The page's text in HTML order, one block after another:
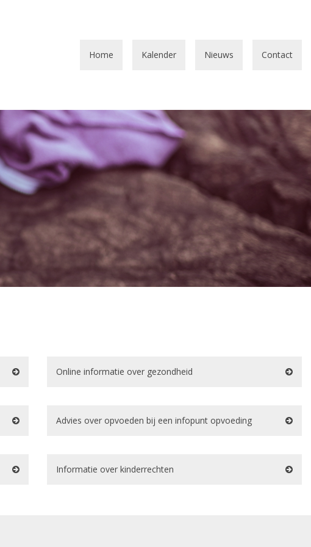
Home Kalender Nieuws Contact
Online informatie over gezondheid
Advies over opvoeden bij een infopunt opvoeding
Informatie over kinderrechten